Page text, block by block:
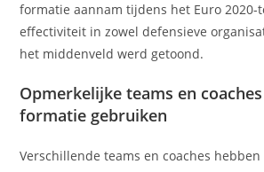
formatie aannam tijdens het Euro 2020-
effectiviteit in zowel defensieve
het middenveld werd getoond.
Opmerkelijke teams en
formatie gebruiken
Verschillende teams en coaches hebben